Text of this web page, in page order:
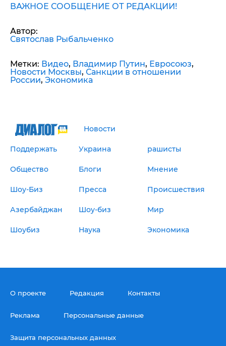
ВАЖНОЕ СООБЩЕНИЕ ОТ РЕДАКЦИИ!
Автор:
Святослав Рыбальченко
Метки: Видео, Владимир Путин, Евросоюз,
Новости Москвы, Санкции в отношении
России, Экономика
Новости
Поддержать Украина рашисты
Общество Блоги Мнение
Шоу-Биз Пресса Происшествия
Азербайджан Шоу-биз Мир
Шоубиз Наука Экономика
О проекте Редакция Контакты
Реклама Персональные данные
Защита персональных данных